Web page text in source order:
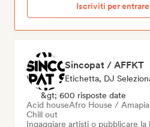
Iscriviti per
Sincopat / AFFKT
&gt; 600 risposte date
Acid houseAfro House /
Chill out
Ingaggiare artisti o pubblicare la